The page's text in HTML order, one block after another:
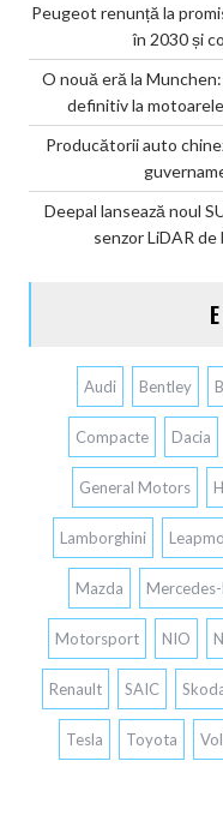
Peugeot renunță la
în 2030 și
O nouă eră la
definitiv la
Producătorii auto
Deepal lansează noul
senzor LiDAR
Audi Bentley
Compacte Dacia
General Motors
Lamborghini
Mazda
Motorsport NIO
Renault SAIC
Tesla Toyota